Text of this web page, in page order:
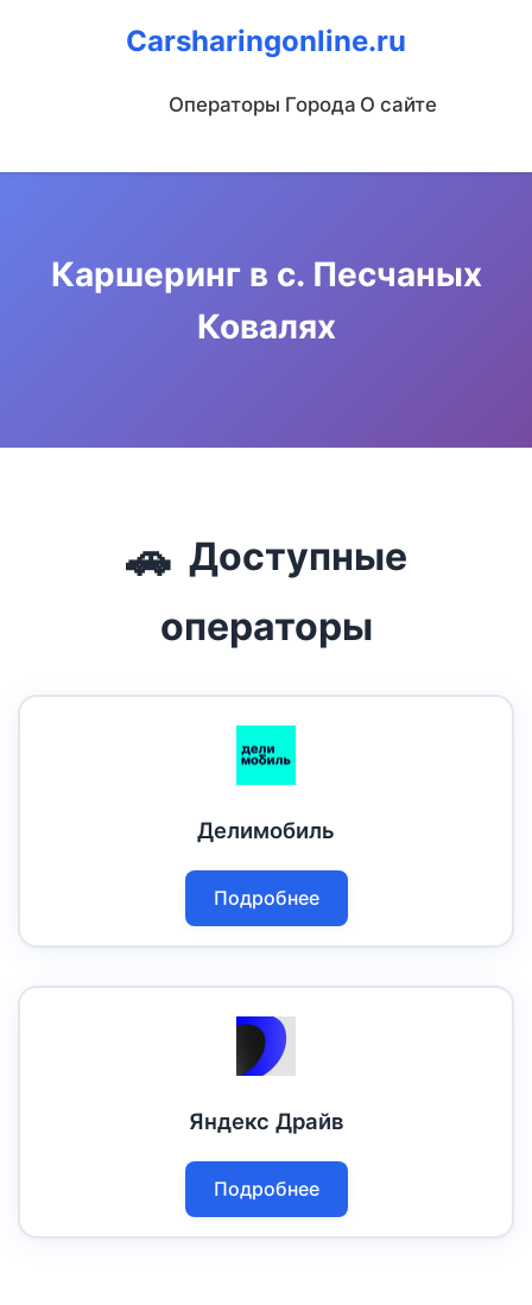
Carsharingonline.ru
Операторы Города О сайте
Каршеринг в с. Песчаных
Ковалях
🚗 Доступные
операторы
Делимобиль
Подробнее
Яндекс Драйв
Подробнее